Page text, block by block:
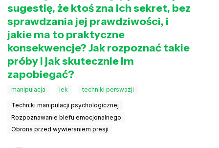
sugestię, że ktoś zna ich sekret, bez
sprawdzania jej prawdziwości, i
jakie ma to praktyczne
konsekwencje? Jak rozpoznać takie
próby i jak skutecznie im
zapobiegać?
manipulacja lek techniki perswazji
Techniki manipulacji psychologicznej
Rozpoznawanie blefu emocjonalnego
Obrona przed wywieraniem presji